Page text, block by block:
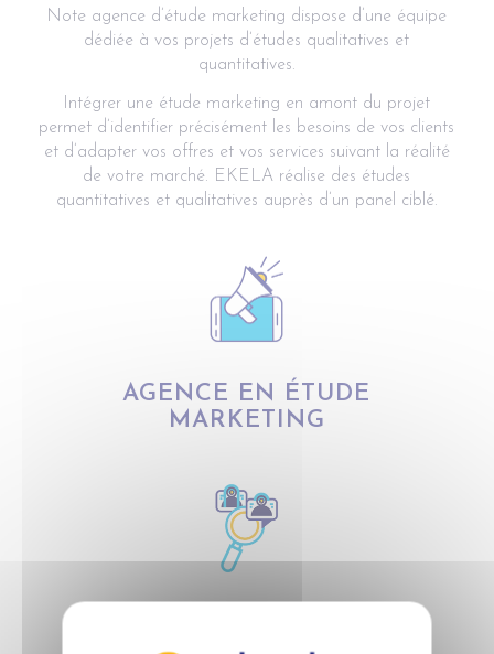
Note agence d’étude marketing dispose d’une équipe
dédiée à vos projets d’études qualitatives et
quantitatives.
Intégrer une étude marketing en amont du projet
permet d’identifier précisément les besoins de vos clients
et d’adapter vos offres et vos services suivant la réalité
de votre marché. EKELA réalise des études
quantitatives et qualitatives auprès d’un panel ciblé.
AGENCE EN ÉTUDE
MARKETING